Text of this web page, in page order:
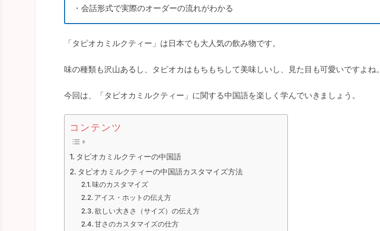
・会話形式で実際のオーダーの流れがわかる
「タピオカミルクティー」は日本でも大人気の飲み物です。
味の種類も沢山あるし、タピオカはもちもちして美味しいし、見た目も可愛いですよね。
今回は、「タピオカミルクティー」に関する中国語を楽しく学んでいきましょう。
コンテンツ
タピオカミルクティーの中国語
タピオカミルクティーの中国語カスタマイズ方法
味のカスタマイズ
アイス・ホットの伝え方
欲しい大きさ（サイズ）の伝え方
甘さのカスタマイズの仕方